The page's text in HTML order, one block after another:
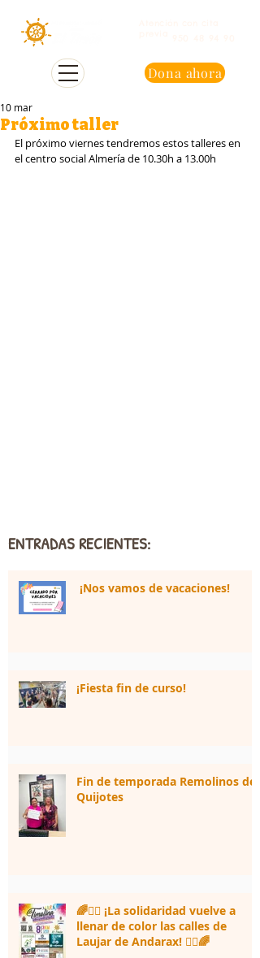
Dona ahora
Próximo taller
10 mar
El próximo viernes tendremos estos talleres en
el centro social Almería de 10.30h a 13.00h
ENTRADAS RECIENTES:
¡Nos vamos de vacaciones!
¡Fiesta fin de curso!
Fin de temporada Remolinos de
Quijotes
🌈🏃‍♀️ ¡La solidaridad vuelve a
llenar de color las calles de
Laujar de Andarax! 🏃‍♂️🌈